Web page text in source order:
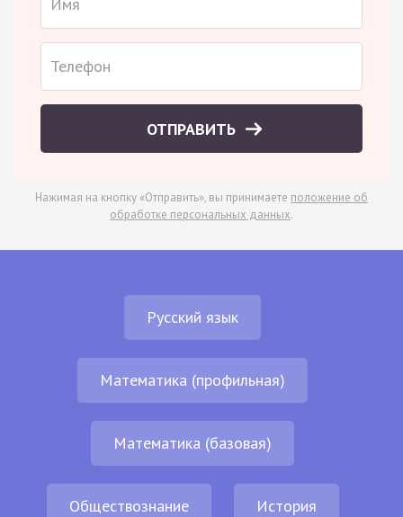
ОТПРАВИТЬ
Нажимая на кнопку «Отправить», вы принимаете положение об
обработке персональных данных.
Русский язык
Математика (профильная)
Математика (базовая)
Обществознание История